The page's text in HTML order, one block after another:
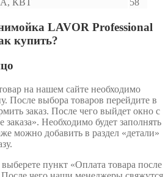
LAVOR Professional
купить?
на нашем сайте необходимо
После выбора товаров перейдите в
заказ. После чего выйдет окно с
Необходимо будет заполнять
можно добавить в раздел «детали»
пункт «Оплата товара после